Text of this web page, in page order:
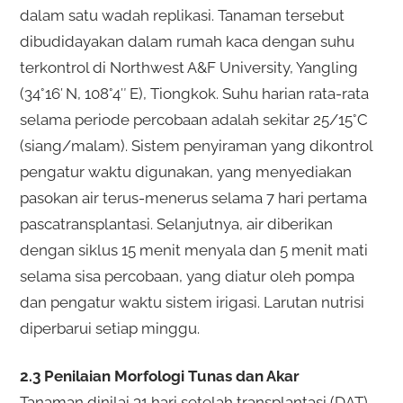
dalam satu wadah replikasi. Tanaman tersebut
dibudidayakan dalam rumah kaca dengan suhu
terkontrol di Northwest A&F University, Yangling
(34°16′ N, 108°4″ E), Tiongkok. Suhu harian rata-rata
selama periode percobaan adalah sekitar 25/15°C
(siang/malam). Sistem penyiraman yang dikontrol
pengatur waktu digunakan, yang menyediakan
pasokan air terus-menerus selama 7 hari pertama
pascatransplantasi. Selanjutnya, air diberikan
dengan siklus 15 menit menyala dan 5 menit mati
selama sisa percobaan, yang diatur oleh pompa
dan pengatur waktu sistem irigasi. Larutan nutrisi
diperbarui setiap minggu.
2.3 Penilaian Morfologi Tunas dan Akar